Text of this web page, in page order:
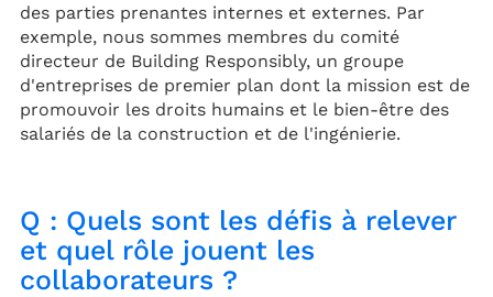
des parties prenantes internes et externes. Par
exemple, nous sommes membres du comité
directeur de Building Responsibly, un groupe
d'entreprises de premier plan dont la mission est de
promouvoir les droits humains et le bien-être des
salariés de la construction et de l'ingénierie.
Q : Quels sont les défis à relever
et quel rôle jouent les
collaborateurs ?